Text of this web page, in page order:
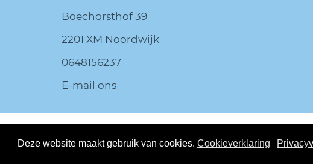
Deze website maakt gebruik van cookies. Cookieverklaring
Boechorsthof 39
2201 XM Noordwijk
0648156237
E-mail ons
© MaisonMarcella.nl